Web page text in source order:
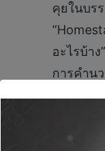
คุยในบร
อะไรบ้า
การคำน
เส้นทาง
ทั้งนี้ ผู้ที่สนใจส